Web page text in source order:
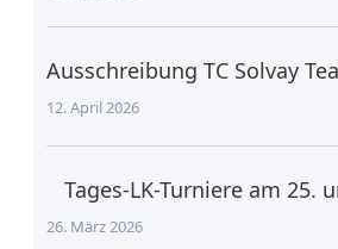
Ausschreibung TC Solvay
12. April 2026
Tages-LK-Turniere am 25.
26. März 2026